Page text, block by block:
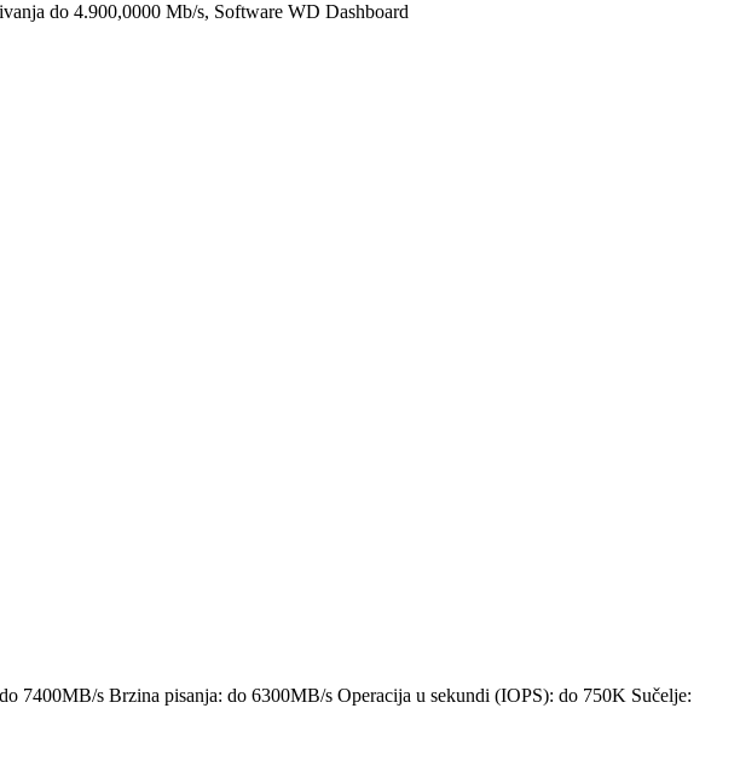
do 4.900,0000 Mb/s, Software WD Dashboard
s Brzina pisanja: do 6300MB/s Operacija u sekundi (IOPS): do 750K Sučelje: